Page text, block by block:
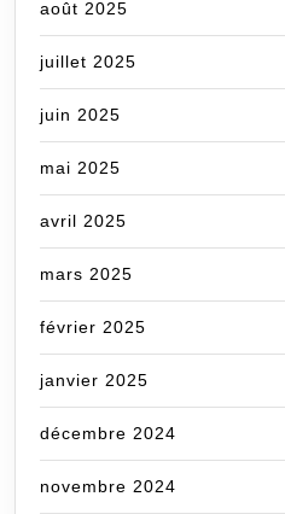
août 2025
juillet 2025
juin 2025
mai 2025
avril 2025
mars 2025
février 2025
janvier 2025
décembre 2024
novembre 2024